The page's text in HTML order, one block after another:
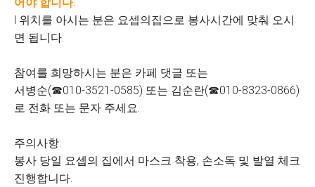
l 위치를 아시는 분은 요셉의집으로 봉사시간에 맞춰 오시
면 됩니다.
참여를 희망하시는 분은 카페 댓글 또는
서병순(☎010-3521-0585) 또는 김순란(☎010-8323-0866)
로 전화 또는 문자 주세요.
주의사항:
봉사 당일 요셉의 집에서 마스크 착용, 손소독 및 발열 체크
진행합니다.